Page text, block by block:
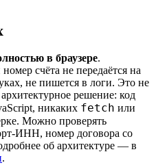
в браузере.
счёта не передаётся на
не пишется в логи. Это не
решение: код
никаких fetch или
Можно проверять
ИНН, номер договора со
об архитектуре — в
.